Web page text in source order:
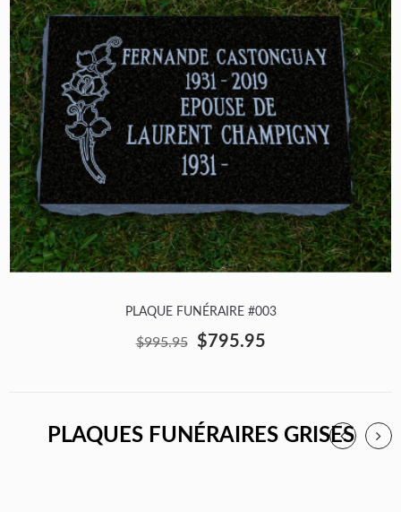
PLAQUE FUNÉRAIRE #003
$995.95 $795.95
PLAQUES FUNÉRAIRES GRISES